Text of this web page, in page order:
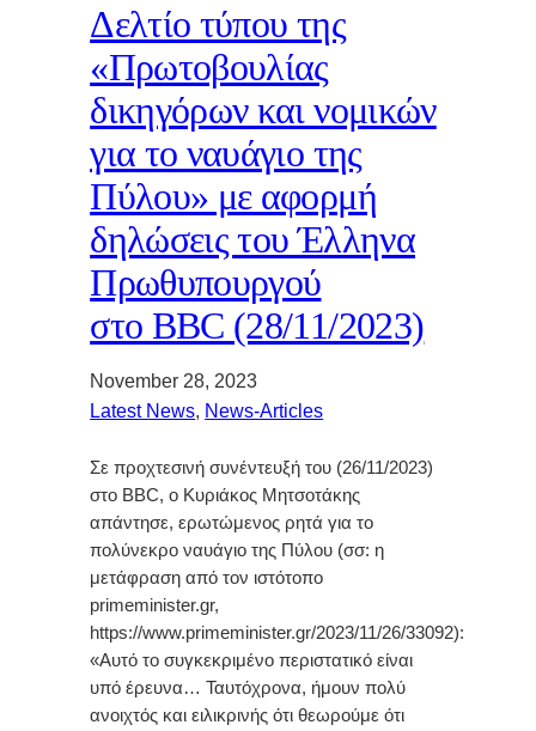
Δελτίο τύπου της
«Πρωτοβουλίας
δικηγόρων και νομικών
για το ναυάγιο της
Πύλου» με αφορμή
δηλώσεις του Έλληνα
Πρωθυπουργού
στο BBC (28/11/2023)
November 28, 2023
Latest News, News-Articles
Σε προχτεσινή συνέντευξή του (26/11/2023)
στο BBC, ο Κυριάκος Μητσοτάκης
απάντησε, ερωτώμενος ρητά για το
πολύνεκρο ναυάγιο της Πύλου (σσ: η
μετάφραση από τον ιστότοπο
primeminister.gr,
https://www.primeminister.gr/2023/11/26/33092):
«Αυτό το συγκεκριμένο περιστατικό είναι
υπό έρευνα… Ταυτόχρονα, ήμουν πολύ
ανοιχτός και ειλικρινής ότι θεωρούμε ότι